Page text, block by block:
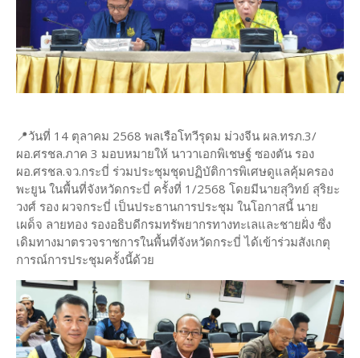
📍วันที่ 14 ตุลาคม 2568 พลเรือโทวีรุดม ม่วงจีน ผล.ทรภ.3/
ผอ.ศรชล.ภาค 3 มอบหมายให้ นาวาเอกพิเชษฐ์ ซองตัน รอง
ผอ.ศรชล.จว.กระบี่ ร่วมประชุมชุดปฏิบัติการพิเศษดูแลคุ้มครอง
พะยูน ในพื้นที่จังหวัดกระบี่ ครั้งที่ 1/2568 โดยมีนายสุวิทย์ สุริยะ
วงศ์ รอง ผวจกระบี่ เป็นประธานการประชุม ในโอกาสนี้ นาย
เผด็จ ลายทอง รองอธิบดีกรมทรัพยากรทางทะเลและชายฝั่ง ซึ่ง
เดิมทางมาตรวจราชการในพื้นที่จังหวัดกระบี่ ได้เข้าร่วมสังเกตุ
การณ์การประชุมครั้งนี้ด้วย